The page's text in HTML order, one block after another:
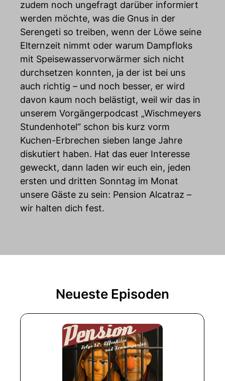
zudem noch ungefragt darüber informiert
werden möchte, was die Gnus in der
Serengeti so treiben, wenn der Löwe seine
Elternzeit nimmt oder warum Dampfloks
mit Speisewasservorwärmer sich nicht
durchsetzen konnten, ja der ist bei uns
auch richtig – und noch besser, er wird
davon kaum noch belästigt, weil wir das in
unserem Vorgängerpodcast „Wischmeyers
Stundenhotel“ schon bis kurz vorm
Kuchen-Erbrechen sieben lange Jahre
diskutiert haben. Hat das euer Interesse
geweckt, dann laden wir euch ein, jeden
ersten und dritten Sonntag im Monat
unsere Gäste zu sein: Pension Alcatraz –
wir halten dich fest.
Neueste Episoden